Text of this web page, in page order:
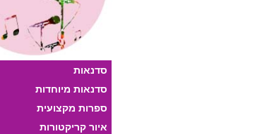
סדנאות
סדנאות מיוחדות
ספרות מקצועית
איור קריקטורות